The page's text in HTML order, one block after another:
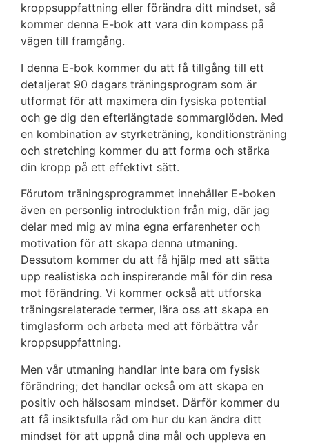
kroppsuppfattning eller förändra ditt mindset, så
kommer denna E-bok att vara din kompass på
vägen till framgång.
I denna E-bok kommer du att få tillgång till ett
detaljerat 90 dagars träningsprogram som är
utformat för att maximera din fysiska potential
och ge dig den efterlängtade sommarglöden. Med
en kombination av styrketräning, konditionsträning
och stretching kommer du att forma och stärka
din kropp på ett effektivt sätt.
Förutom träningsprogrammet innehåller E-boken
även en personlig introduktion från mig, där jag
delar med mig av mina egna erfarenheter och
motivation för att skapa denna utmaning.
Dessutom kommer du att få hjälp med att sätta
upp realistiska och inspirerande mål för din resa
mot förändring. Vi kommer också att utforska
träningsrelaterade termer, lära oss att skapa en
timglasform och arbeta med att förbättra vår
kroppsuppfattning.
Men vår utmaning handlar inte bara om fysisk
förändring; det handlar också om att skapa en
positiv och hälsosam mindset. Därför kommer du
att få insiktsfulla råd om hur du kan ändra ditt
mindset för att uppnå dina mål och uppleva en